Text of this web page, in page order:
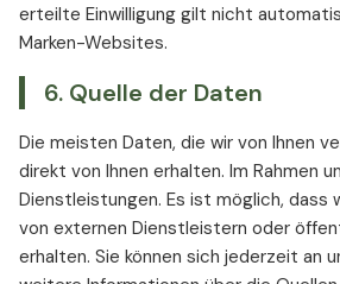
erteilte Einwilligung gilt nicht
Marken-Websites.
6. Quelle der Daten
Die meisten Daten, die wir von Ihnen
direkt von Ihnen erhalten. Im Rahmen
Dienstleistungen. Es ist möglich, dass
von externen Dienstleistern oder
erhalten. Sie können sich jederzeit an